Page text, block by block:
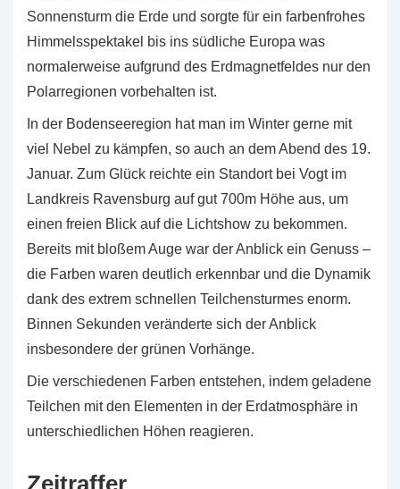
Sonnensturm die Erde und sorgte für ein farbenfrohes
Himmelsspektakel bis ins südliche Europa was
normalerweise aufgrund des Erdmagnetfeldes nur den
Polarregionen vorbehalten ist.
In der Bodenseeregion hat man im Winter gerne mit
viel Nebel zu kämpfen, so auch an dem Abend des 19.
Januar. Zum Glück reichte ein Standort bei Vogt im
Landkreis Ravensburg auf gut 700m Höhe aus, um
einen freien Blick auf die Lichtshow zu bekommen.
Bereits mit bloßem Auge war der Anblick ein Genuss –
die Farben waren deutlich erkennbar und die Dynamik
dank des extrem schnellen Teilchensturmes enorm.
Binnen Sekunden veränderte sich der Anblick
insbesondere der grünen Vorhänge.
Die verschiedenen Farben entstehen, indem geladene
Teilchen mit den Elementen in der Erdatmosphäre in
unterschiedlichen Höhen reagieren.
Zeitraffer